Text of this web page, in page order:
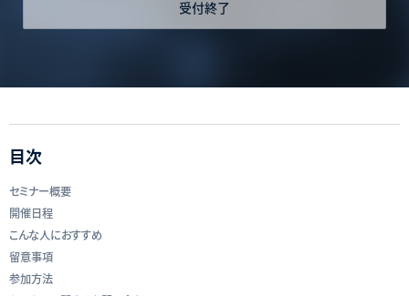
受付終了
目次
セミナー概要
開催日程
こんな人におすすめ
留意事項
参加方法